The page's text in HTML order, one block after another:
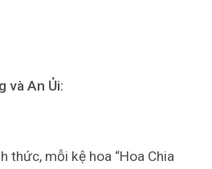
và An Ủi:
thức, mỗi kệ hoa “Hoa Chia